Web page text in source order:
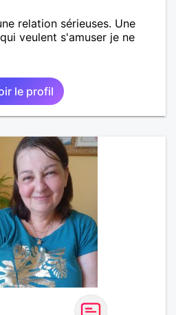
relation sérieuses. Une
veulent s'amuser je ne
le profil